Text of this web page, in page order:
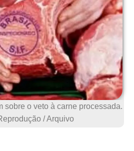
sobre o veto à carne processada.
/ Arquivo